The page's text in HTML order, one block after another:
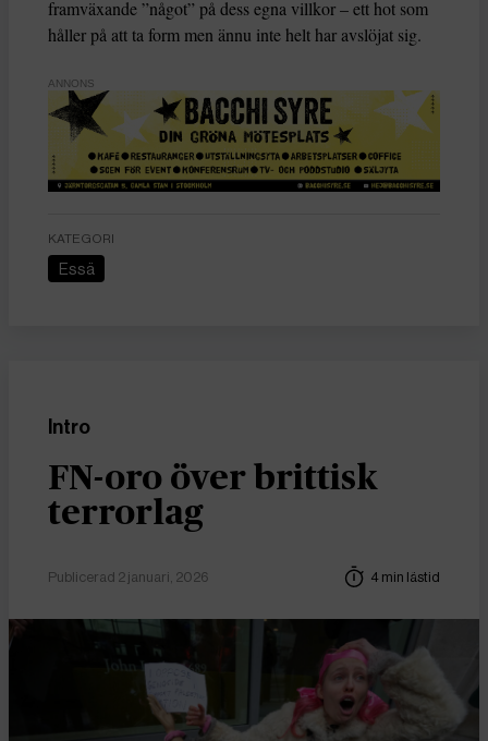
framväxande ”något” på dess egna villkor – ett hot som
håller på att ta form men ännu inte helt har avslöjat sig.
ANNONS
KATEGORI
Essä
Intro
FN-oro över brittisk
terrorlag
Publicerad 2 januari, 2026 4 min lästid